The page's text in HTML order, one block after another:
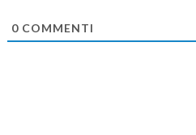
0COMMENTI